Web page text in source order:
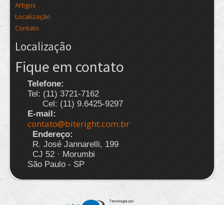
Artigos
Localização
Contato
Localização
Fique em contato
Telefone:
Tel: (11) 3721-7162
Cel: (11) 9.6425-9297
E-mail:
contato@biteright.com.br
Endereço:
R. José Jannarelli, 199
CJ 52 · Morumbi
São Paulo - SP